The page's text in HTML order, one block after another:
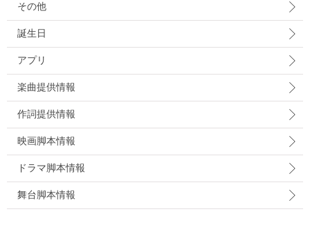
その他
誕生日
アプリ
楽曲提供情報
作詞提供情報
映画脚本情報
ドラマ脚本情報
舞台脚本情報